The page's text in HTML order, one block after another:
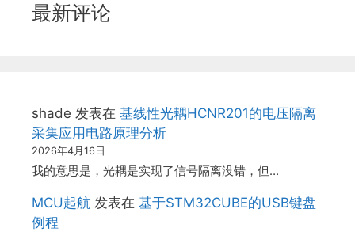
最新评论
shade 发表在 基线性光耦HCNR201的电压隔离
采集应用电路原理分析
2026年4月16日
我的意思是，光耦是实现了信号隔离没错，但…
MCU起航 发表在 基于STM32CUBE的USB键盘
例程